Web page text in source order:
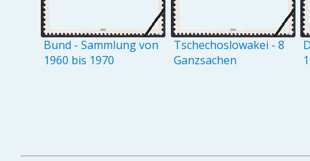
Bund - Sammlung von
1960 bis 1970
Tschechoslowakei - 8
Ganzsachen